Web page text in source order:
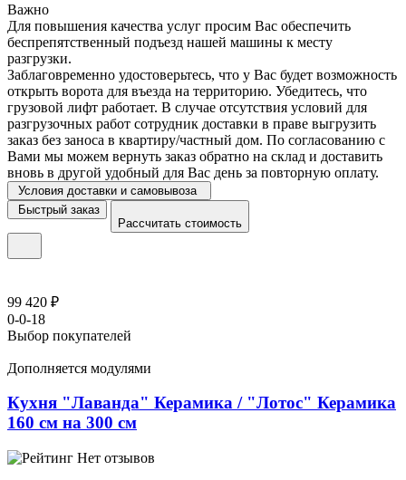
Важно
Для повышения качества услуг просим Вас обеспечить
беспрепятственный подъезд нашей машины к месту
разгрузки.
Заблаговременно удостоверьтесь, что у Вас будет возможность
открыть ворота для въезда на территорию. Убедитесь, что
грузовой лифт работает. В случае отсутствия условий для
разгрузочных работ сотрудник доставки в праве выгрузить
заказ без заноса в квартиру/частный дом. По согласованию с
Вами мы можем вернуть заказ обратно на склад и доставить
вновь в другой удобный для Вас день за повторную оплату.
Условия доставки и самовывоза
Быстрый заказ
Рассчитать стоимость
99 420 ₽
0-0-18
Выбор покупателей
Дополняется модулями
Кухня "Лаванда" Керамика / "Лотос" Керамика
160 см на 300 см
Нет отзывов